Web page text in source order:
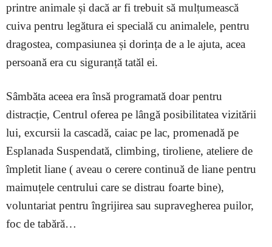
printre animale și dacă ar fi trebuit să mulțumească
cuiva pentru legătura ei specială cu animalele, pentru
dragostea, compasiunea și dorința de a le ajuta, acea
persoană era cu siguranță tatăl ei.
Sâmbăta aceea era însă programată doar pentru
distracție, Centrul oferea pe lângă posibilitatea vizitării
lui, excursii la cascadă, caiac pe lac, promenadă pe
Esplanada Suspendată, climbing, tiroliene, ateliere de
împletit liane ( aveau o cerere continuă de liane pentru
maimuțele centrului care se distrau foarte bine),
voluntariat pentru îngrijirea sau supravegherea puilor,
foc de tabără…